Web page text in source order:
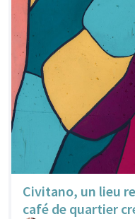
Civitano, un lieu
café de quartier